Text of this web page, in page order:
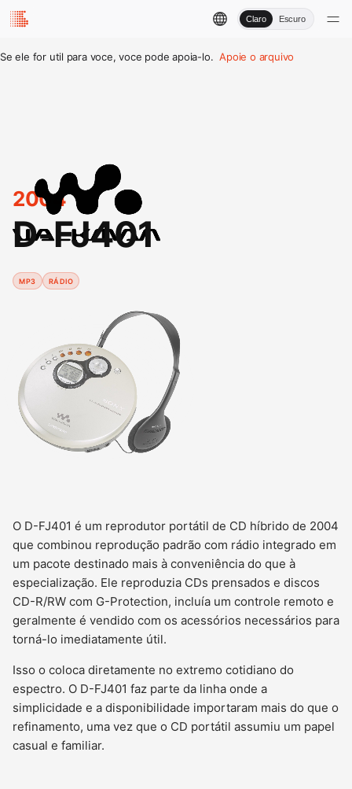
Claro Escuro
Se ele for util para voce, voce pode apoia-lo. Apoie o arquivo
2004
D-FJ401
MP3 RÁDIO
O D-FJ401 é um reprodutor portátil de CD híbrido de 2004
que combinou reprodução padrão com rádio integrado em
um pacote destinado mais à conveniência do que à
especialização. Ele reproduzia CDs prensados e discos
CD-R/RW com G-Protection, incluía um controle remoto e
geralmente é vendido com os acessórios necessários para
torná-lo imediatamente útil.
Isso o coloca diretamente no extremo cotidiano do
espectro. O D-FJ401 faz parte da linha onde a
simplicidade e a disponibilidade importaram mais do que o
refinamento, uma vez que o CD portátil assumiu um papel
casual e familiar.